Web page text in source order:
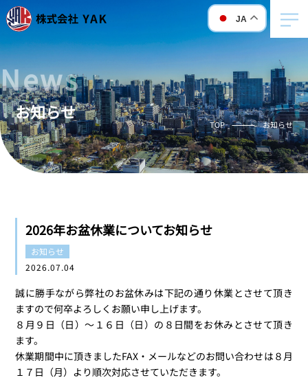
news
お知らせ
TOP お知らせ
2026年お盆休業についてお知らせ
お知らせ
2026.07.04
誠に勝手ながら弊社のお盆休みは下記の通り休業とさせて頂き
ますので何卒よろしくお願い申し上げます。
８月９日（日）～１６日（日）の８日間をお休みとさせて頂き
ます。
休業期間中に頂きましたFAX・メールなどのお問い合わせは８月
１７日（月）より順次対応させていただきます。
JA